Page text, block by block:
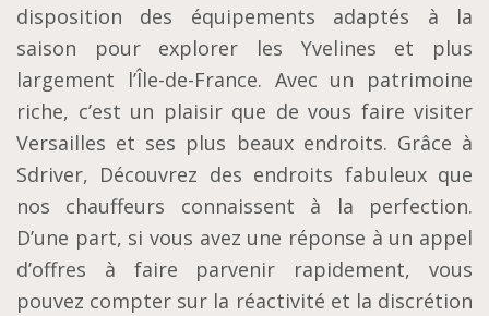
disposition des équipements adaptés à la
saison pour explorer les Yvelines et plus
largement l’Île-de-France. Avec un patrimoine
riche, c’est un plaisir que de vous faire visiter
Versailles et ses plus beaux endroits. Grâce à
Sdriver, Découvrez des endroits fabuleux que
nos chauffeurs connaissent à la perfection.
D’une part, si vous avez une réponse à un appel
d’offres à faire parvenir rapidement, vous
pouvez compter sur la réactivité et la discrétion